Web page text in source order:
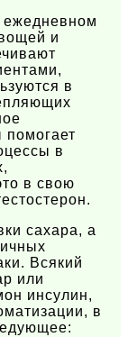
ежедневном
и
в
в
в свою
сахара, а
Всякий
или
инсулин,
в